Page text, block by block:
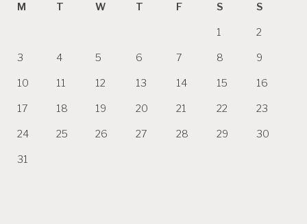
M T W T F S S
1 2
3 4 5 6 7 8 9
10 11 12 13 14 15 16
17 18 19 20 21 22 23
24 25 26 27 28 29 30
31